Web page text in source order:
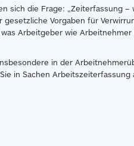
die Frage: „Zeiterfassung –
Vorgaben für
Arbeitgeber wie
in der
in Sachen